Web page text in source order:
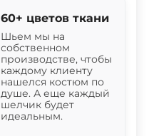
60+ цветов ткани
Шьем мы на
собственном
производстве, чтобы
каждому клиенту
нашелся костюм по
душе. А еще каждый
шелчик будет
идеальным.